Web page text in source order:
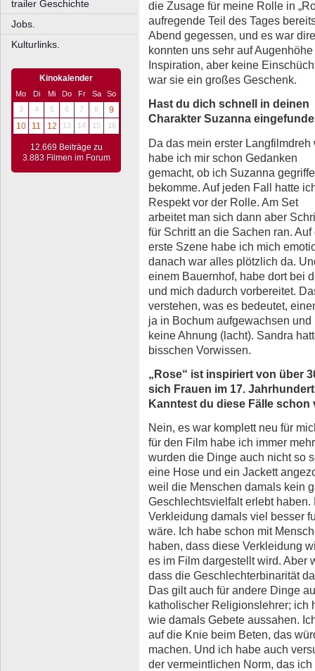
trailer Geschichte
Jobs.
Kulturlinks.
Kinokalender
Mo Di Mi Do Fr Sa
So
3
4 5 6 7 8
9
10
11 12 13 14 15 16
12.669 Beiträge zu
3.883 Filmen im Forum
die Zusage für meine Rolle in
aufregende Teil des Tages
Abend gegessen, und es war
konnten uns sehr auf
Inspiration, aber keine
war sie ein großes Geschenk.
Hast du dich schnell in deinen
Charakter Suzanna
Da das mein erster Langfilmdreh
habe ich mir schon Gedanken
gemacht, ob ich Suzanna
bekomme. Auf jeden Fall hatte
Respekt vor der Rolle. Am Set
arbeitet man sich dann aber
für Schritt an die Sachen ran. Auf
erste Szene habe ich mich
danach war alles plötzlich da.
einem Bauernhof, habe dort bei
und mich dadurch vorbereitet.
verstehen, was es bedeutet,
ja in Bochum aufgewachsen
keine Ahnung (lacht). Sandra
bisschen Vorwissen.
„Rose“ ist inspiriert von über
sich Frauen im 17.
Kanntest du diese Fälle schon
Nein, es war komplett neu für
für den Film habe ich immer
wurden die Dinge auch nicht so
eine Hose und ein Jackett
weil die Menschen damals kein
Geschlechtsvielfalt erlebt
Verkleidung damals viel besser
wäre. Ich habe schon mit
haben, dass diese Verkleidung
es im Film dargestellt wird. Aber
dass die Geschlechterbinarität
Das gilt auch für andere Dinge
katholischer Religionslehrer; ich
wie damals Gebete aussahen.
auf die Knie beim Beten, das
machen. Und ich habe auch
der vermeintlichen Norm, das